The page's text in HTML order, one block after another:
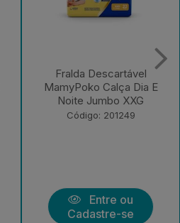
Fralda Descartável
MamyPoko Calça Dia E
Noite Jumbo XXG
Código: 201249
Entre ou
Cadastre-se